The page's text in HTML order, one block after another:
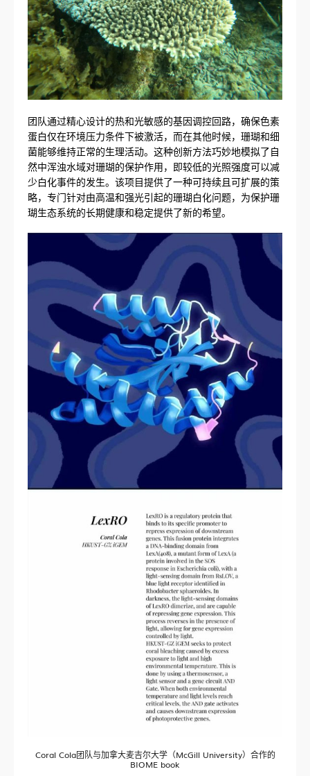
团队通过精心设计的热和光敏感的基因调控回路，确保色素
蛋白仅在环境压力条件下被激活，而在其他时候，珊瑚和细
菌能够维持正常的生理活动。这种创新方法巧妙地模拟了自
然中浑浊水域对珊瑚的保护作用，即较低的光照强度可以减
少白化事件的发生。该项目提供了一种可持续且可扩展的策
略，专门针对由高温和强光引起的珊瑚白化问题，为保护珊
瑚生态系统的长期健康和稳定提供了新的希望。
Coral Cola团队与加拿大麦吉尔大学（McGill University）合作的
BIOME book